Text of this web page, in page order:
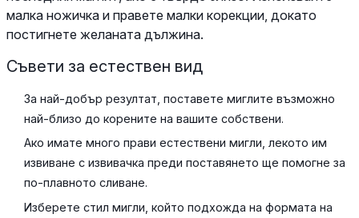
малка ножичка и правете малки корекции, докато
постигнете желаната дължина.
Съвети за естествен вид
За най-добър резултат, поставете миглите възможно
най-близо до корените на вашите собствени.
Ако имате много прави естествени мигли, лекото им
извиване с извивачка преди поставянето ще помогне за
по-плавното сливане.
Изберете стил мигли, който подхожда на формата на